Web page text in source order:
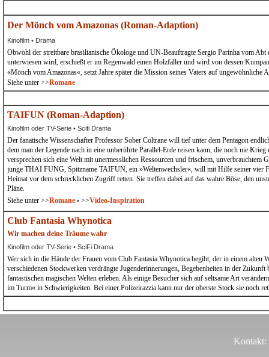
Der Mönch vom Amazonas (Roman-Adaption)
Kinofilm • Drama
Obwohl der streitbare brasilianische Ökologe und UN-Beauftragte Sergio Parinha vom
unterwiesen wird, erschießt er im Regenwald einen Holzfäller und wird von dessen
«Mönch vom Amazonas«, setzt Jahre später die Mission seines Vaters auf ungewöhnliche
Siehe unter >>Romane
TAIFUN (Roman-Adaption)
Kinofilm oder TV-Serie • Scifi Drama
Der fanatische Wissenschafter Professor Sober Coltrane will tief unter dem Pentagon
dem man der Legende nach in eine unberührte Parallel-Erde reisen kann, die noch nie
versprechen sich eine Welt mit unermesslichen Ressourcen und frischem, unverbrauchtem
junge THAI FUNG, Spitzname TAIFUN, ein »Weltenwechsler«, will mit Hilfe seiner vier
Heimat vor dem schrecklichen Zugriff retten. Sie treffen dabei auf das wahre Böse, den
Pläne.
Siehe unter >>Romane • >>Video-Inspiration
Club Fantasia Whynotica
Wir machen deine Träume wahr
Kinofilm oder TV-Serie • SciFi Drama
Wer sich in die Hände der Frauen vom Club Fantasia Whynotica begibt, der in einem alten
verschiedenen Stockwerken verdrängte Jugenderinnerungen, Begebenheiten in der
fantastischen magischen Welten erleben. Als einige Besucher sich auf seltsame Art
im Turm« in Schwierigkeiten. Bei einer Polizeirazzia kann nur der oberste Stock sie noch
Kontakt: